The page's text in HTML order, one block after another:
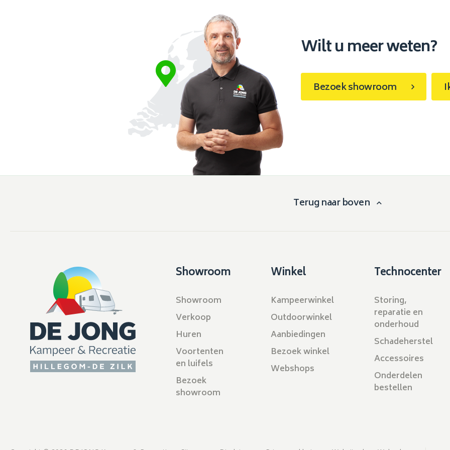
Wilt u meer weten?
Bezoek showroom
Terug naar boven
Showroom
Showroom
Verkoop
Huren
Voortenten
en luifels
Bezoek
showroom
Winkel
Kampeerwinkel
Outdoorwinkel
Aanbiedingen
Bezoek winkel
Webshops
Technocenter
Storing,
reparatie en
onderhoud
Schadeherstel
Accessoires
Onderdelen
bestellen